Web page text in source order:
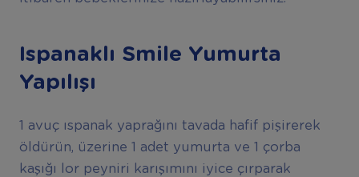
Ispanaklı Smile Yumurta
Yapılışı
1 avuç ıspanak yaprağını tavada hafif pişirerek
öldürün, üzerine 1 adet yumurta ve 1 çorba
kaşığı lor peyniri karışımını iyice çırparak